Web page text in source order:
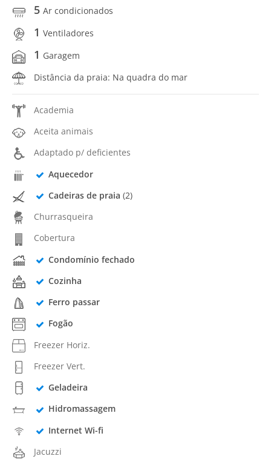
5 Ar condicionados
1 Ventiladores
1 Garagem
Distância da praia: Na quadra do mar
Academia
Aceita animais
Adaptado p/ deficientes
Aquecedor
Cadeiras de praia (2)
Churrasqueira
Cobertura
Condomínio fechado
Cozinha
Ferro passar
Fogão
Freezer Horiz.
Freezer Vert.
Geladeira
Hidromassagem
Internet Wi-fi
Jacuzzi